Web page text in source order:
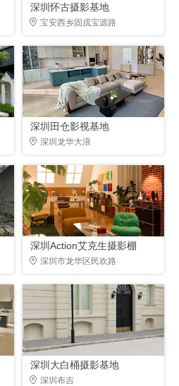
深圳怀古摄影基地
宝安西乡固戍宝源路
深圳田仓影视基地
深圳龙华大浪
深圳Action艾克生摄影棚
深圳市龙华区民欢路
深圳大白桶摄影基地
深圳布吉